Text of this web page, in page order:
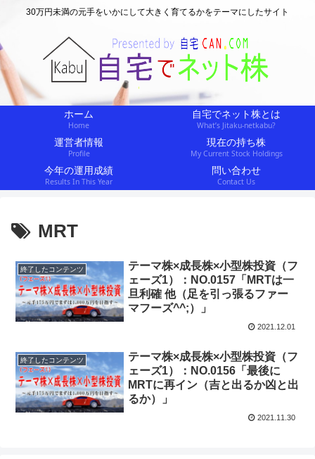
30万円未満の元手をいかにして大きく育てるかをテーマにしたサイト
ホーム
Home
自宅でネット株とは
What’s Jitaku-netkabu?
運営者情報
Profile
現在の持ち株
My Current Stock Holdings
今年の運用成績
Results In This Year
問い合わせ
Contact Us
MRT
終了したコンテンツ
テーマ株×成長株×小型株投資（フ
ェーズ1）：NO.0157「MRTは一
旦利確 他（足を引っ張るファー
マフーズ^^;）」
2021.12.01
終了したコンテンツ
テーマ株×成長株×小型株投資（フ
ェーズ1）：NO.0156「最後に
MRTに再イン（吉と出るか凶と出
るか）」
2021.11.30